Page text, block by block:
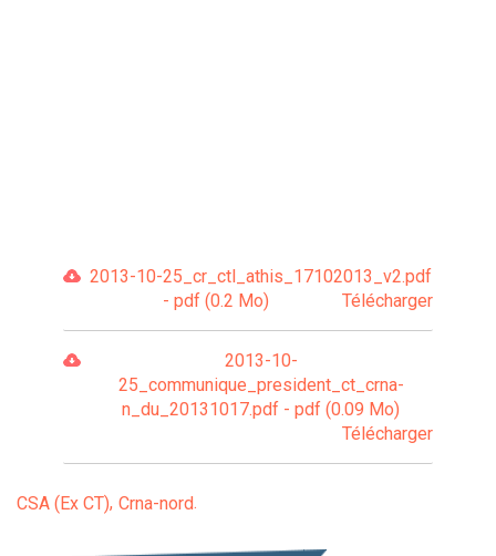
2013-10-25_cr_ctl_athis_17102013_v2.pdf
- pdf (0.2 Mo)
Télécharger
2013-10-
25_communique_president_ct_crna-
n_du_20131017.pdf - pdf (0.09 Mo)
Télécharger
CSA (Ex CT) Crna-nord